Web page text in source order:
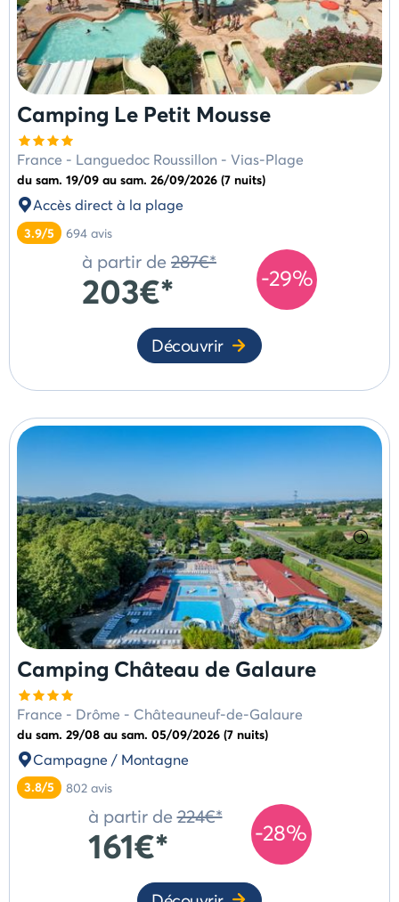
Camping Le Petit Mousse
France - Languedoc Roussillon - Vias-Plage
du sam. 19/09 au sam. 26/09/2026 (7 nuits)
Accès direct à la plage
3.9/5 694avis
-29%
à partir de 287€*
203€*
Découvrir
Camping Château de Galaure
France - Drôme - Châteauneuf-de-Galaure
du sam. 29/08 au sam. 05/09/2026 (7 nuits)
Campagne / Montagne
3.8/5 802 avis
-28%
à partir de 224€*
161€*